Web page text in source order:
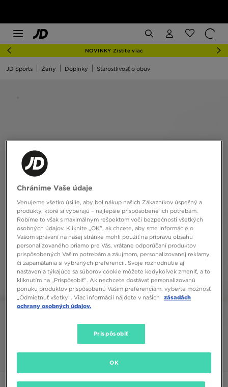
NOVINKY Zistite viac
JD Sports Ženy Doplnky Starostlivosť o obuv
Chránime Vaše údaje
Venujeme všetko úsilie, aby bol nákup našich Zákazníkov úspešný a
produkty, ktoré si vyberajú – najlepšie prispôsobené ich potrebám.
Robíme to však s maximálnym rešpektom voči bezpečnosti všetkých
osobných údajov. Kliknite „OK”, ak chcete, aby sme informácie o
Vašom správaní na našej stránke mohli použiť na prípravu obsahu
personalizovaného priamo pre Vás, vrátane odporúčaní produktov
prispôsobených Vašim potrebám a záujmom, personalizovanej reklamy
či zapamätania si vybraných preferencií. Svoje rozhodnutie aj
nastavenia týkajúce sa súborov cookie môžete kedykoľvek zmeniť, a to
kliknutím na „Prispôsobiť”. Ak nechcete dostávať personalizovanú
ponuku produktov prispôsobenú Vašim preferenciám, vyberte možnosť
„Odmietnuť všetky”. Viac informácií nájdete v našich
zásadách
ochrany osobných údajov.
Prispôsobiť
OK